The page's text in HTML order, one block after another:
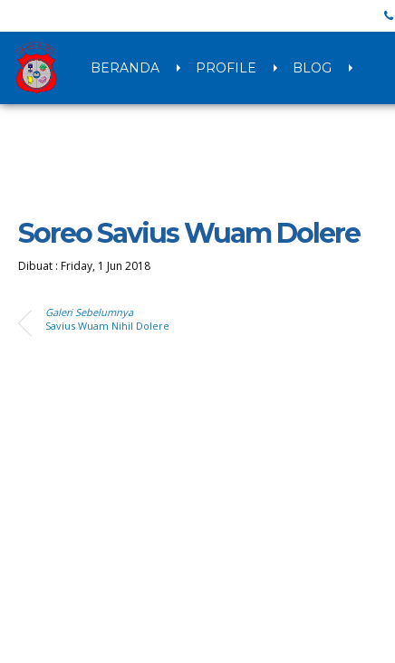
BERANDA PROFILE BLOG
Soreo Savius Wuam Dolere
Dibuat : Friday, 1 Jun 2018
Galeri Sebelumnya
Savius Wuam Nihil Dolere